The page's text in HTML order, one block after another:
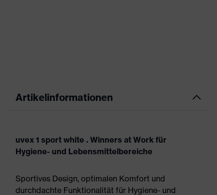
Artikelinformationen
uvex 1 sport white . Winners at Work für
Hygiene- und Lebensmittelbereiche
Sportives Design, optimalen Komfort und
durchdachte Funktionalität für Hygiene- und